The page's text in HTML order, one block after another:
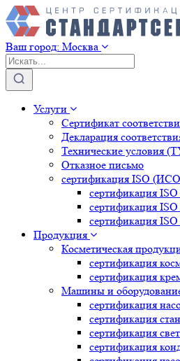
Ваш город: Москва
Услуги
Сертификат
Декларация
Технические условия
Отказное письмо
сертификация ISO
сертификация ISO
сертификация ISO
сертификация ISO
Продукция
Косметическая
сертификация
сертификация
Машины и
сертификация
сертификация
сертификация
сертификация